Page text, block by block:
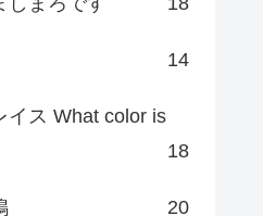
14
イス What color is
18
20